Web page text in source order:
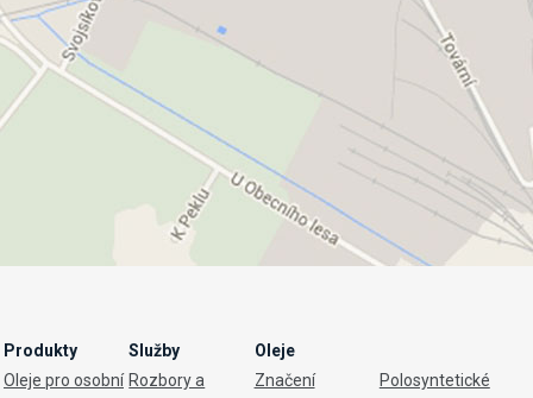
Produkty
Oleje pro osobní
Služby
Rozbory a
Oleje
Značení
Polosyntetické